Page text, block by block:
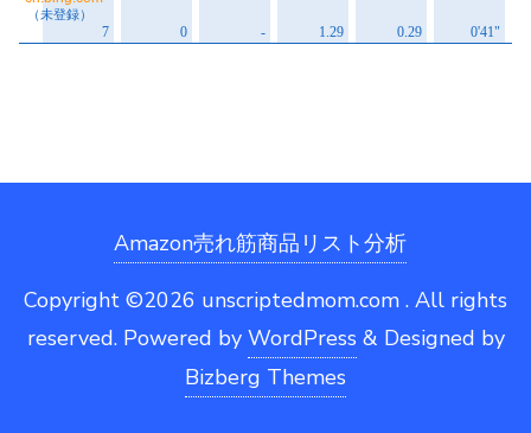
Amazon売れ筋商品リスト分析
Copyright ©2026 unscriptedmom.com . All rights
reserved. Powered by WordPress & Designed by
Bizberg Themes